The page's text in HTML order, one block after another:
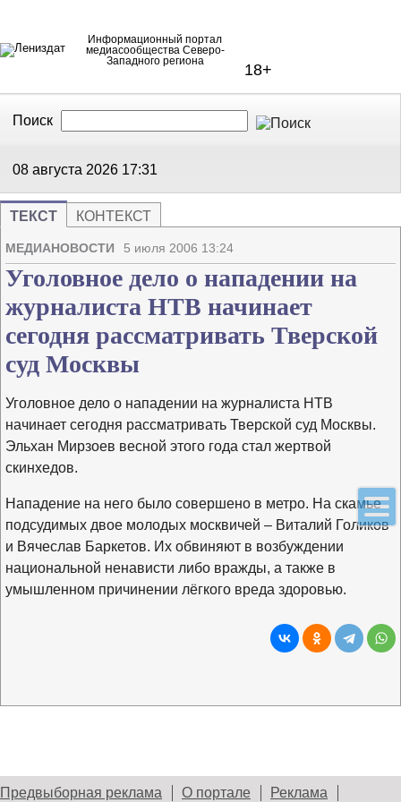
Информационный портал
медиасообщества Северо-
Западного региона
18+
Поиск
08 августа 2026 17:31
ТЕКСТ КОНТЕКСТ
МЕДИАНОВОСТИ 5 июля 2006 13:24
Уголовное дело о нападении на
журналиста НТВ начинает
сегодня рассматривать Тверской
суд Москвы
Уголовное дело о нападении на журналиста НТВ
начинает сегодня рассматривать Тверской суд Москвы.
Эльхан Мирзоев весной этого года стал жертвой
скинхедов.
Нападение на него было совершено в метро. На скамье
подсудимых двое молодых москвичей – Виталий Голиков
и Вячеслав Баркетов. Их обвиняют в возбуждении
национальной ненависти либо вражды, а также в
умышленном причинении лёгкого вреда здоровью.
Предвыборная реклама О портале
Реклама